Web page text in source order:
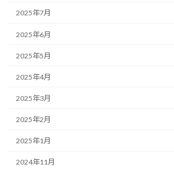
2025年7月
2025年6月
2025年5月
2025年4月
2025年3月
2025年2月
2025年1月
2024年11月